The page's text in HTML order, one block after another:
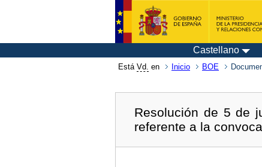
Castellano
Está Vd. en Inicio BOE
Resolución de 5 de
referente a la